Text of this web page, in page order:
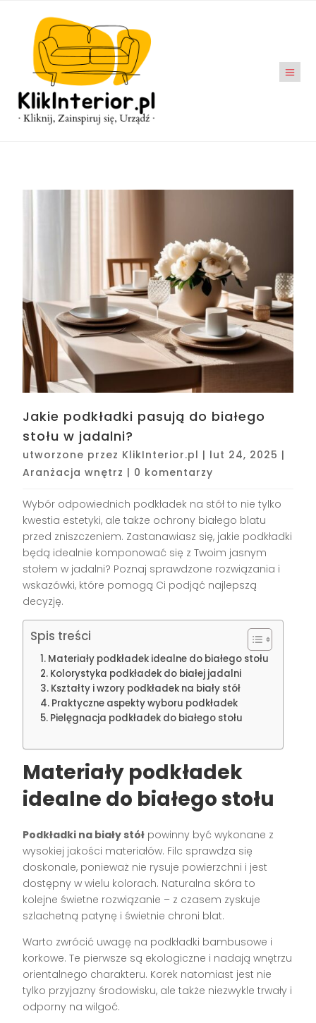
Jakie podkładki pasują do białego
stołu w jadalni?
utworzone przez KlikInterior.pl | lut 24, 2025 |
Aranżacja wnętrz | 0 komentarzy
Wybór odpowiednich podkładek na stół to nie tylko
kwestia estetyki, ale także ochrony białego blatu
przed zniszczeniem. Zastanawiasz się, jakie podkładki
będą idealnie komponować się z Twoim jasnym
stołem w jadalni? Poznaj sprawdzone rozwiązania i
wskazówki, które pomogą Ci podjąć najlepszą
decyzję.
Spis treści
Materiały podkładek idealne do białego stołu
Kolorystyka podkładek do białej jadalni
Kształty i wzory podkładek na biały stół
Praktyczne aspekty wyboru podkładek
Pielęgnacja podkładek do białego stołu
Materiały podkładek
idealne do białego stołu
Podkładki na biały stół powinny być wykonane z
wysokiej jakości materiałów. Filc sprawdza się
doskonale, ponieważ nie rysuje powierzchni i jest
dostępny w wielu kolorach. Naturalna skóra to
kolejne świetne rozwiązanie – z czasem zyskuje
szlachetną patynę i świetnie chroni blat.
Warto zwrócić uwagę na podkładki bambusowe i
korkowe. Te pierwsze są ekologiczne i nadają wnętrzu
orientalnego charakteru. Korek natomiast jest nie
tylko przyjazny środowisku, ale także niezwykle trwały i
odporny na wilgoć.